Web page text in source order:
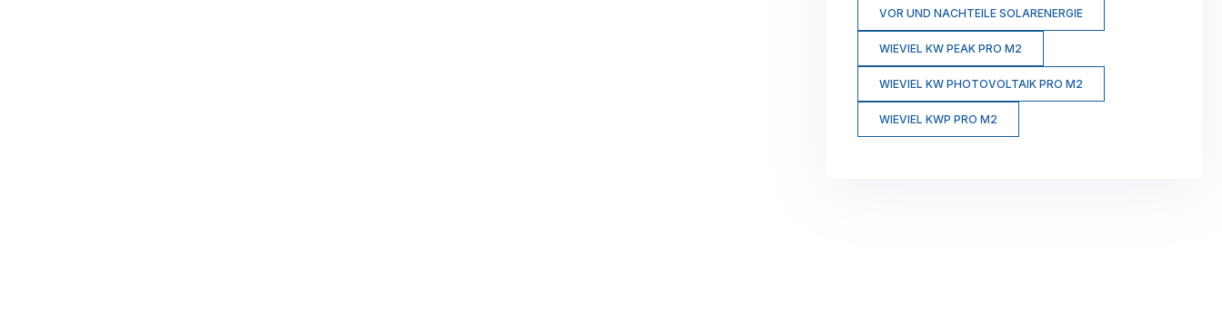
VOR UND NACHTEILE SOLARENERGIE
WIEVIEL KW PEAK PRO M2
WIEVIEL KW PHOTOVOLTAIK PRO M2
WIEVIEL KWP PRO M2